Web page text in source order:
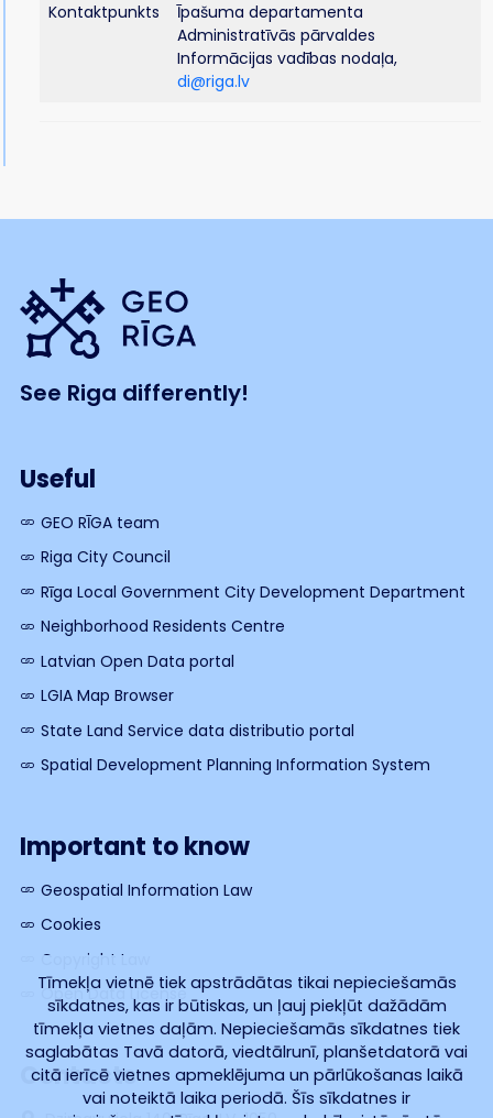
Kontaktpunkts
Īpašuma departamenta
Administratīvās pārvaldes
Informācijas vadības nodaļa,
di@riga.lv
See Riga differently!
Useful
GEO RĪGA team
Riga City Council
Rīga Local Government City Development Department
Neighborhood Residents Centre
Latvian Open Data portal
LGIA Map Browser
State Land Service data distributio portal
Spatial Development Planning Information System
Important to know
Geospatial Information Law
Cookies
Copyright Law
Open Data License
Contacts
Tīmekļa vietnē tiek apstrādātas tikai nepieciešamās
sīkdatnes, kas ir būtiskas, un ļauj piekļūt dažādām
tīmekļa vietnes daļām. Nepieciešamās sīkdatnes tiek
saglabātas Tavā datorā, viedtālrunī, planšetdatorā vai
citā ierīcē vietnes apmeklējuma un pārlūkošanas laikā
vai noteiktā laika periodā. Šīs sīkdatnes ir